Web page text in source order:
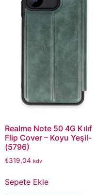
Realme Note 50 4G Kılıf
Flip Cover – Koyu Yeşil-
(5796)
₺319,04 kdv
Sepete Ekle